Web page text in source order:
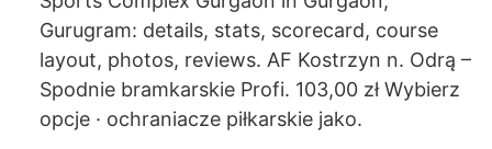
Gurugram: details, stats, scorecard, course
layout, photos, reviews. AF Kostrzyn n. Odrą –
Spodnie bramkarskie Profi. 103,00 zł Wybierz
opcje · ochraniacze piłkarskie jako.